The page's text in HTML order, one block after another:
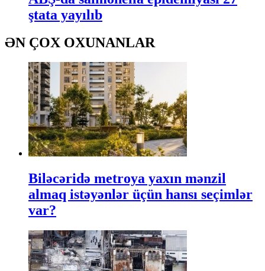
ştata yayılıb
ƏN ÇOX OXUNANLAR
Biləcəridə metroya yaxın mənzil
almaq istəyənlər üçün hansı seçimlər
var?